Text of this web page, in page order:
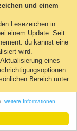
weitere Informationen
und einem
Lesezeichen in
einem Update. Seit
du kannst eine
wird.
eines
Bereich unter
oder ein Thema